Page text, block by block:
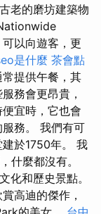
老的磨坊建築物
以向遊客，更
是什麼 茶會點
提供午餐，其
務會更昂貴，
宜時，它也會
務。 我們有可
於1750年。 我
什麼都沒有。
化和歷史景點。
高迪的傑作，